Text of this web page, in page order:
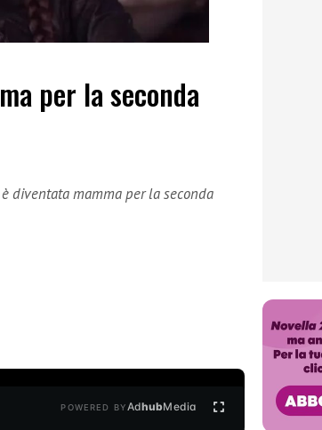
per la seconda
diventata mamma per la seconda
POWERED BYAdhubMedia